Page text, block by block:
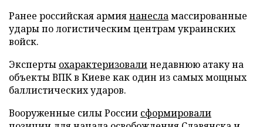
Ранее российская армиянанесламассированные
удары по логистическим центрам украинских
войск.
Эксперты охарактеризовалинедавнюю атаку на
объекты ВПК в Киеве как один из самых мощных
баллистических ударов.
Вооруженные силы России сформировали